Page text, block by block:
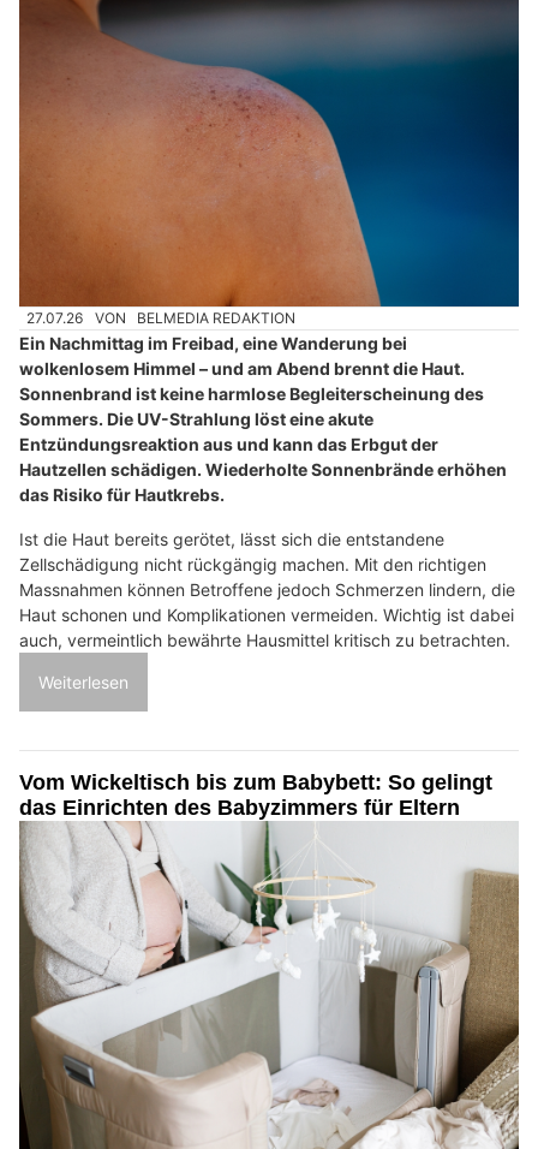
27.07.26 VON BELMEDIA REDAKTION
Ein Nachmittag im Freibad, eine Wanderung bei
wolkenlosem Himmel – und am Abend brennt die Haut.
Sonnenbrand ist keine harmlose Begleiterscheinung des
Sommers. Die UV-Strahlung löst eine akute
Entzündungsreaktion aus und kann das Erbgut der
Hautzellen schädigen. Wiederholte Sonnenbrände erhöhen
das Risiko für Hautkrebs.
Ist die Haut bereits gerötet, lässt sich die entstandene
Zellschädigung nicht rückgängig machen. Mit den richtigen
Massnahmen können Betroffene jedoch Schmerzen lindern, die
Haut schonen und Komplikationen vermeiden. Wichtig ist dabei
auch, vermeintlich bewährte Hausmittel kritisch zu betrachten.
Weiterlesen
Vom Wickeltisch bis zum Babybett: So gelingt
das Einrichten des Babyzimmers für Eltern